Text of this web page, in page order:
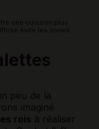
une cuisson plus
évite les zones
peu de la
imaginé
rois à réaliser